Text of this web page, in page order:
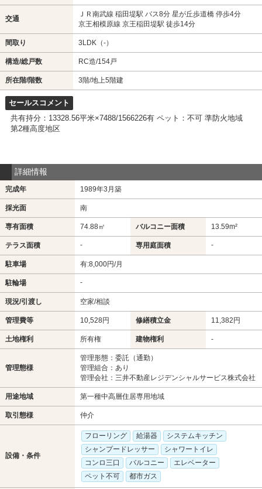
交通
ＪＲ南武線 稲田堤駅 バス8分 星が丘歩道橋 停歩4分
京王相模原線 京王稲田堤駅 徒歩14分
間取り 3LDK（-）
構造/総戸数 RC造/154戸
所在階/階数 3階/地上5階建
セールスコメント
共有持分：13328.56平米×7488/1566226有 ペット：不可 準防火地域
第2種高度地区
詳細情報
完成年 1989年3月築
採光面 南
専有面積 74.88㎡ バルコニー面積 13.59m²
テラス面積 - 専用庭面積 -
駐車場 有:8,000円/月
駐輪場 -
現況/引渡し 空家/相談
管理費等 10,528円 修繕積立金 11,382円
土地権利 所有権 建物権利 -
管理態様
管理形態：委託（通勤）
管理組合：あり
管理会社：三井不動産レジデンシャルサービス株式会社
用途地域 第一種中高層住居専用地域
取引態様 仲介
設備・条件
フローリング 給湯器
システムキッチン
シャンプードレッサー
シャワートイレ
コンロ三口
バルコニー
エレベーター
ペット不可
都市ガス